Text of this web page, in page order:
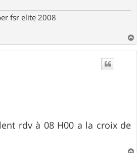
fsr elite 2008
a
rdv à 08 H00 a la croix de